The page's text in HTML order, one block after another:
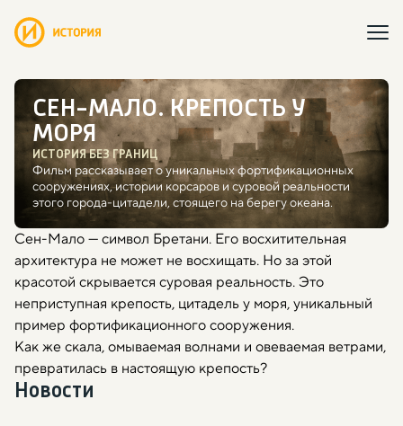
СЕН-МАЛО. КРЕПОСТЬ У
МОРЯ
ИСТОРИЯ БЕЗ ГРАНИЦ
Фильм рассказывает о уникальных фортификационных
сооружениях, истории корсаров и суровой реальности
этого города-цитадели, стоящего на берегу океана.
Сен-Мало — символ Бретани. Его восхитительная
архитектура не может не восхищать. Но за этой
красотой скрывается суровая реальность. Это
неприступная крепость, цитадель у моря, уникальный
пример фортификационного сооружения.
Как же скала, омываемая волнами и овеваемая ветрами,
превратилась в настоящую крепость?
Новости